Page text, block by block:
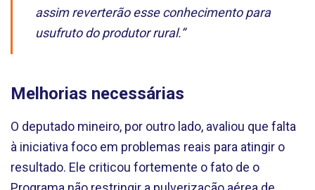
assim reverterão esse conhecimento para
usufruto do produtor rural.”
Melhorias necessárias
O deputado mineiro, por outro lado, avaliou que falta
à iniciativa foco em problemas reais para atingir o
resultado. Ele criticou fortemente o fato de o